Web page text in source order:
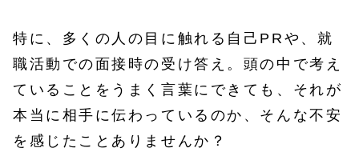
特に、多くの人の目に触れる自己PRや、就
職活動での面接時の受け答え。頭の中で考え
ていることをうまく言葉にできても、それが
本当に相手に伝わっているのか、そんな不安
を感じたことありませんか？